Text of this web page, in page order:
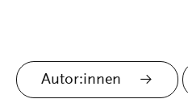
Autor:innen